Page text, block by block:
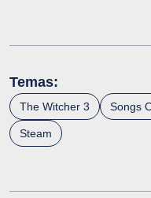
Temas:
The Witcher 3 Songs
Steam